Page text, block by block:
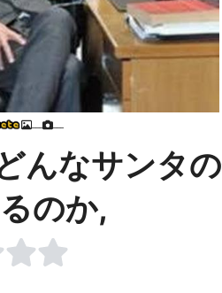
んなサンタ
のか,